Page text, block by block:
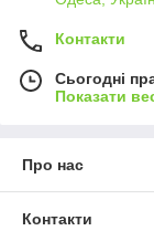
Контакти
Сьогодні
Показати
Про нас
Контакти